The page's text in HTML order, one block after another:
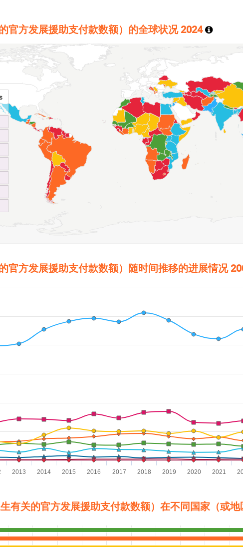
官方发展援助支付款数额）的全球状况2024
官方发展援助支付款数额）随时间推移的进展情况
of constant 2020 United States dollars (million 2020 USD). Data
2013 2014 2015 2016 2017 2018 2019 2020 2021
有关的官方发展援助支付款数额）在不同国家（或